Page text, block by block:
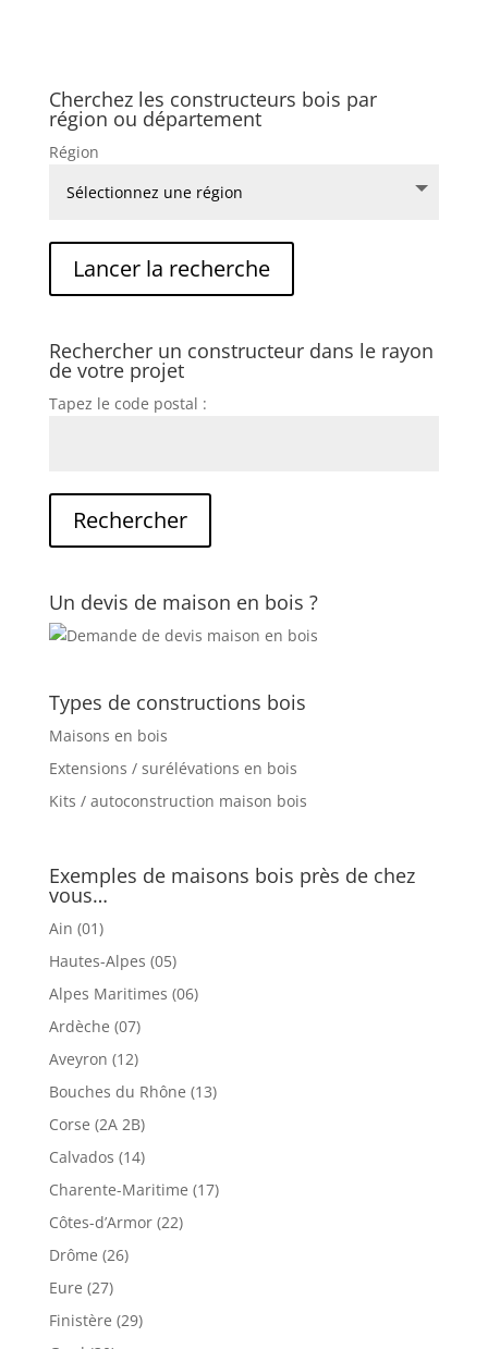
Cherchez les constructeurs bois par
région ou département
Région
Rechercher un constructeur dans le rayon
de votre projet
Tapez le code postal :
Un devis de maison en bois ?
Types de constructions bois
Maisons en bois
Extensions / surélévations en bois
Kits / autoconstruction maison bois
Exemples de maisons bois près de chez
vous…
Ain (01)
Hautes-Alpes (05)
Alpes Maritimes (06)
Ardèche (07)
Aveyron (12)
Bouches du Rhône (13)
Corse (2A 2B)
Calvados (14)
Charente-Maritime (17)
Côtes-d’Armor (22)
Drôme (26)
Eure (27)
Finistère (29)